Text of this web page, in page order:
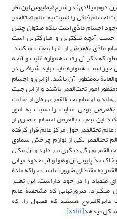
دوم میلادی) در شرحتیمایوساین نظر
را طرح کرد که ضروری نیست که علّیت اجسام فلکی را نسبت به عالم تحت‎القمر
چنین فهمید که غایت اجسام فلکی وجود اجسام مادّی است بلکه می‎توان چنین
فهمید که اجسام فلکی همواره به حسب آنچه نیک‎ترین و مبارک‎ترین است
بالعرض از آنها تبعیّت می‎کنند.
که ذکر آن رفت، همواره غایت و آنچه
است. همواره غایت باید شرافتی در
به‌منظور آن باشد. ازاین‌رو اجسام
امور تحت‌القمر باشند و از این جهت
و اجسام تحت‌القمر بهره‌ای از عنایت
بالعرض بودن عنایت را نسبت به امور
تحت‌القمر مطرح می‌کند. او سعی می‎کند این تبعیّت بالعرض اجسام عنصری از
اجسام فلکی را توضیح بیشتری دهد: عالم تحت‎القمر حول مرکز عالم قرار گرفته
است. با این طرز قرار گرفتنْ کلّ عالم تحت‎القمر یکی از لوازم چرخش سماوی
می‎شود. این ضرورت حاکم در عالم تحت‎القمر ویژگی دیگری نیز دارد و آن مکان
حدّ پایینی آن و هوا و آب حدود میانی
را تشکیل می‎دهد. تغییر در عالم تحت‎القمر به مقتضای ضرورت است چراکه مادۀ
متضاد را در خود داراست. این تغییر
به‎موجب حرکت پیچیدۀ کرات شکل می‎گیرد. ضرورت‎هایی که مشخصۀ عالم
تحت‎القمر هستند وابسته به حرکت دایرة‎البروج هستند که فصول را، که
[xxiii]
.